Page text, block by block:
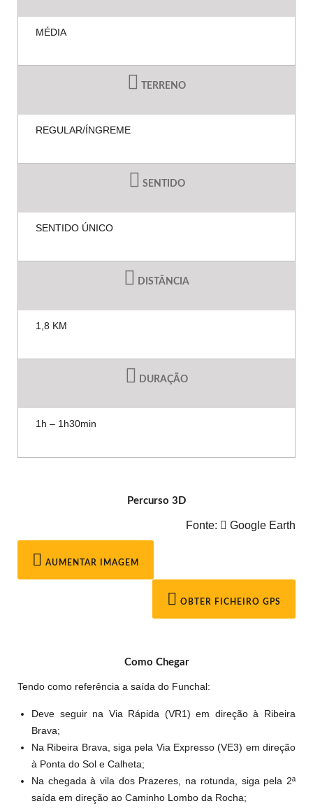
MÉDIA
TERRENO
REGULAR/ÍNGREME
SENTIDO
SENTIDO ÚNICO
DISTÂNCIA
1,8 KM
DURAÇÃO
1h – 1h30min
Percurso 3D
Fonte: Google Earth
AUMENTAR IMAGEM
OBTER FICHEIRO GPS
Como Chegar
Tendo como referência a saída do Funchal:
Deve seguir na Via Rápida (VR1) em direção à Ribeira
Brava;
Na Ribeira Brava, siga pela Via Expresso (VE3) em direção
à Ponta do Sol e Calheta;
Na chegada à vila dos Prazeres, na rotunda, siga pela 2ª
saída em direção ao Caminho Lombo da Rocha;